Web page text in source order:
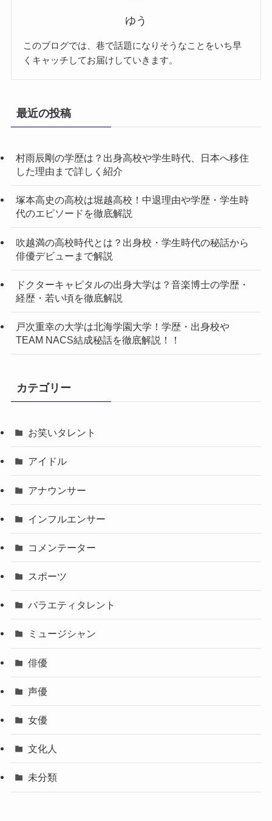
ゆう
このブログでは、巷で話題になりそうなことをいち早
くキャッチしてお届けしていきます。
最近の投稿
村雨辰剛の学歴は？出身高校や学生時代、日本へ移住
した理由まで詳しく紹介
塚本高史の高校は堀越高校！中退理由や学歴・学生時
代のエピソードを徹底解説
吹越満の高校時代とは？出身校・学生時代の秘話から
俳優デビューまで解説
ドクターキャピタルの出身大学は？音楽博士の学歴・
経歴・若い頃を徹底解説
戸次重幸の大学は北海学園大学！学歴・出身校や
TEAM NACS結成秘話を徹底解説！！
カテゴリー
お笑いタレント
アイドル
アナウンサー
インフルエンサー
コメンテーター
スポーツ
バラエティタレント
ミュージシャン
俳優
声優
女優
文化人
未分類